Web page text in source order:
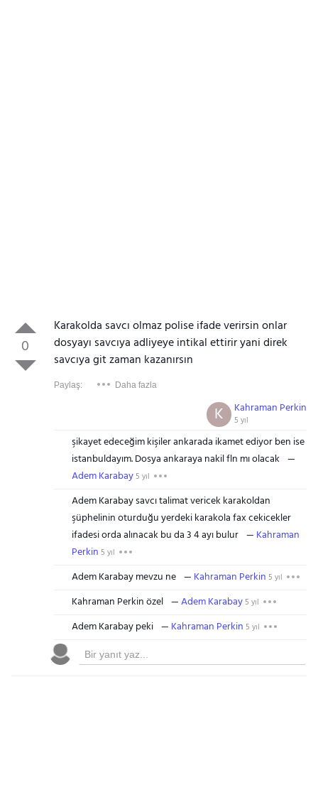
0
Karakolda savcı olmaz polise ifade verirsin onlar
dosyayı savcıya adliyeye intikal ettirir yani direk
savcıya git zaman kazanırsın
Paylaş: Daha fazla
Kahraman Perkin
5 yıl
K
şikayet edeceğim kişiler ankarada ikamet ediyor ben ise
istanbuldayım. Dosya ankaraya nakil fln mı olacak
Adem Karabay5 yıl
Adem Karabay savcı talimat vericek karakoldan
şüphelinin oturduğu yerdeki karakola fax cekicekler
ifadesi orda alınacak bu da 3 4 ayı bulur
Kahraman
Perkin 5 yıl
Adem Karabay mevzu ne Kahraman Perkin 5 yıl
Kahraman Perkin özel Adem Karabay5 yıl
Adem Karabay peki Kahraman Perkin 5 yıl